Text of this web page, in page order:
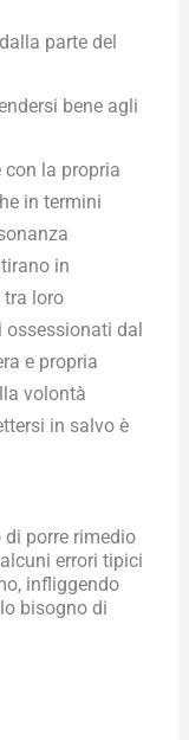
parte del
bene agli
con la propria
in termini
in
loro
ossessionati dal
e propria
volontà
in salvo è
di porre rimedio
errori tipici
infliggendo
bisogno di